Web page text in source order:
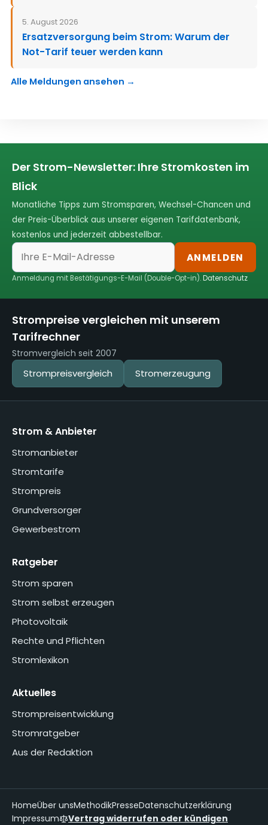
5. August 2026
Ersatzversorgung beim Strom: Warum der
Not-Tarif teuer werden kann
Alle Meldungen ansehen →
Der Strom-Newsletter: Ihre Stromkosten im
Blick
Monatliche Tipps zum Stromsparen, Wechsel-Chancen und
der Preis-Überblick aus unserer eigenen Tarifdatenbank,
kostenlos und jederzeit abbestellbar.
ANMELDEN
Anmeldung mit Bestätigungs-E-Mail (Double-Opt-in).Datenschutz
Strompreise vergleichen mit unserem
Tarifrechner
Stromvergleich seit 2007
Strompreisvergleich Stromerzeugung
Strom & Anbieter
Stromanbieter
Stromtarife
Strompreis
Grundversorger
Gewerbestrom
Ratgeber
Strom sparen
Strom selbst erzeugen
Photovoltaik
Rechte und Pflichten
Stromlexikon
Aktuelles
Strompreisentwicklung
Stromratgeber
Aus der Redaktion
HomeÜber unsMethodikPresseDatenschutzerklärung
Impressum
Vertrag widerrufen oder kündigen